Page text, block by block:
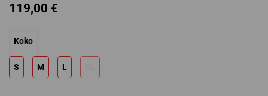
119,00 €
Koko
S M L